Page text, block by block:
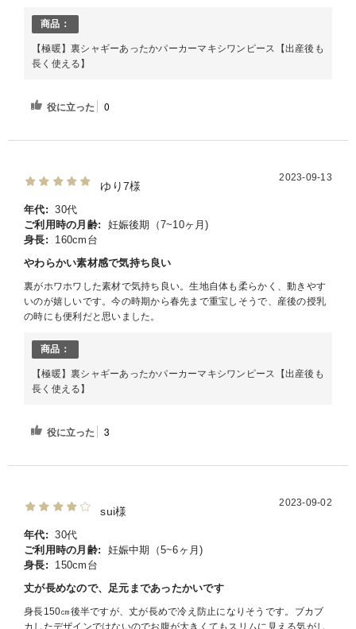
商品：
【極暖】裏シャギーあったかパーカーマキシワンピース【出産後も
長く使える】
役に立った 0
ゆり7様
2023-09-13
年代: 30代
ご利用時の月齢:
妊娠後期（7~10ヶ月)
身長:
160cm台
やわらかい素材感で気持ち良い
裏がホワホワした素材で気持ち良い。生地自体も柔らかく、動きやす
いのが嬉しいです。今の時期から春先まで重宝しそうで、産後の授乳
の時にも便利だと思いました。
商品：
【極暖】裏シャギーあったかパーカーマキシワンピース【出産後も
長く使える】
役に立った 3
sui様
2023-09-02
年代: 30代
ご利用時の月齢:
妊娠中期（5~6ヶ月)
身長:
150cm台
丈が長めなので、足元まであったかいです
身長150㎝後半ですが、丈が長めで冷え防止になりそうです。ブカブ
カしたデザインではないのでお腹が大きくてもスリムに見える気がし